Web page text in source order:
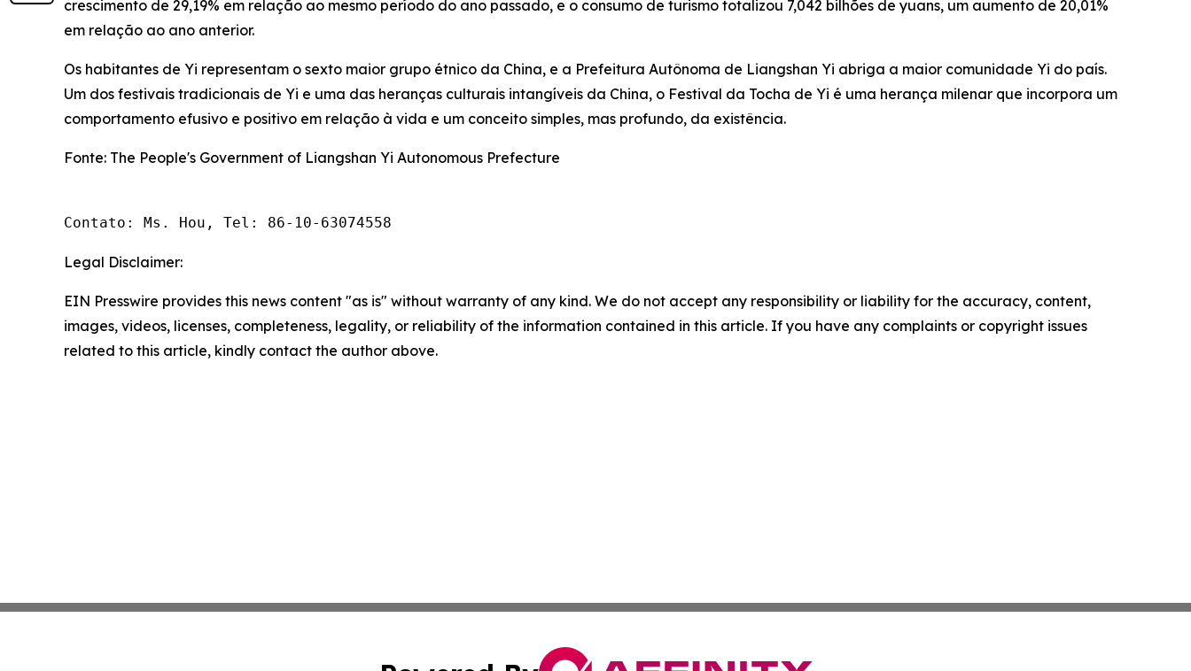
crescimento de 29,19% em relação ao mesmo período do ano passado, e o consumo de turismo totalizou 7,042 bilhões de yuans, um aumento de 20,01%
em relação ao ano anterior.
Os habitantes de Yi representam o sexto maior grupo étnico da China, e a Prefeitura Autônoma de Liangshan Yi abriga a maior comunidade Yi do país.
Um dos festivais tradicionais de Yi e uma das heranças culturais intangíveis da China, o Festival da Tocha de Yi é uma herança milenar que incorpora um
comportamento efusivo e positivo em relação à vida e um conceito simples, mas profundo, da existência.
Fonte: The People's Government of Liangshan Yi Autonomous Prefecture
Contato: Ms. Hou, Tel: 86-10-63074558
Legal Disclaimer:
EIN Presswire provides this news content "as is" without warranty of any kind. We do not accept any responsibility or liability for the accuracy, content,
images, videos, licenses, completeness, legality, or reliability of the information contained in this article. If you have any complaints or copyright issues
related to this article, kindly contact the author above.